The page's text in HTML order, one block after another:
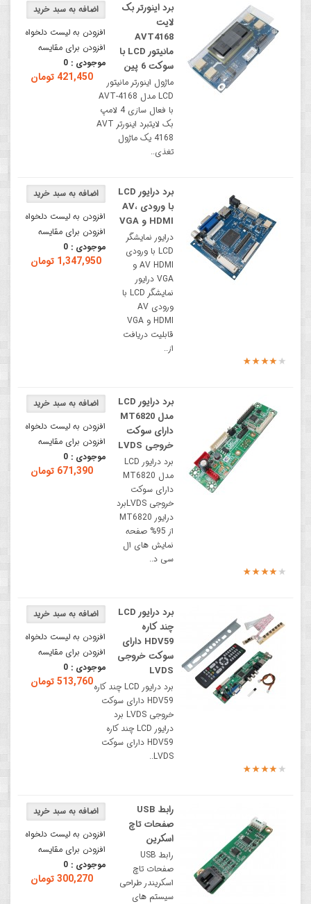
افزودن به لیست دلخواه
افزودن برای مقایسه
موجودی : 0
421,450 تومان
برد اینورتر بک
لایت
AVT4168
مانیتور LCD با
سوکت 6 پین
ماژول اینورتر مانیتور
LCD مدل AVT-4168
با فعال سازی 4 لامپ
بک لایتبرد اینورتر AVT
4168 یک ماژول
تغذی..
افزودن به لیست دلخواه
افزودن برای مقایسه
موجودی : 0
1,347,950 تومان
برد درایور LCD
با ورودی AV،
HDMI و VGA
درایور نمایشگر
LCD با ورودی
AV HDMI و
VGA درایور
نمایشگر LCD با
ورودی AV
HDMI و VGA
قابلیت دریافت
از..
افزودن به لیست دلخواه
افزودن برای مقایسه
موجودی : 0
671,390 تومان
برد درایور LCD
مدل MT6820
دارای سوکت
خروجی LVDS
برد درایور LCD
مدل MT6820
دارای سوکت
خروجی LVDSبرد
از 95% صفحه
نمایش های ال
سی د..
افزودن به لیست دلخواه
افزودن برای مقایسه
موجودی : 0
513,760 تومان
برد درایور LCD
چند کاره
HDV59 دارای
سوکت خروجی
LVDS
برد درایور LCD چند کاره
HDV59 دارای سوکت
خروجی LVDS برد
درایور LCD چند کاره
HDV59 دارای سوکت
LVDS..
افزودن به لیست دلخواه
افزودن برای مقایسه
موجودی : 0
300,270 تومان
رابط USB
صفحات تاچ
اسکرین
رابط USB
صفحات تاچ
اسکریندر طراحی
سیستم های